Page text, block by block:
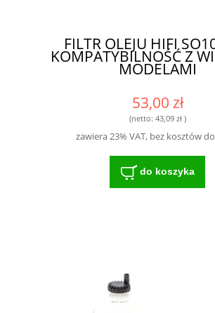
FILTR OLEJU HIFI
KOMPATYBILNOŚĆ Z
MODELAMI
53,00 zł
(netto: 43,09 zł)
zawiera 23% VAT, bez kosztów
do koszyka